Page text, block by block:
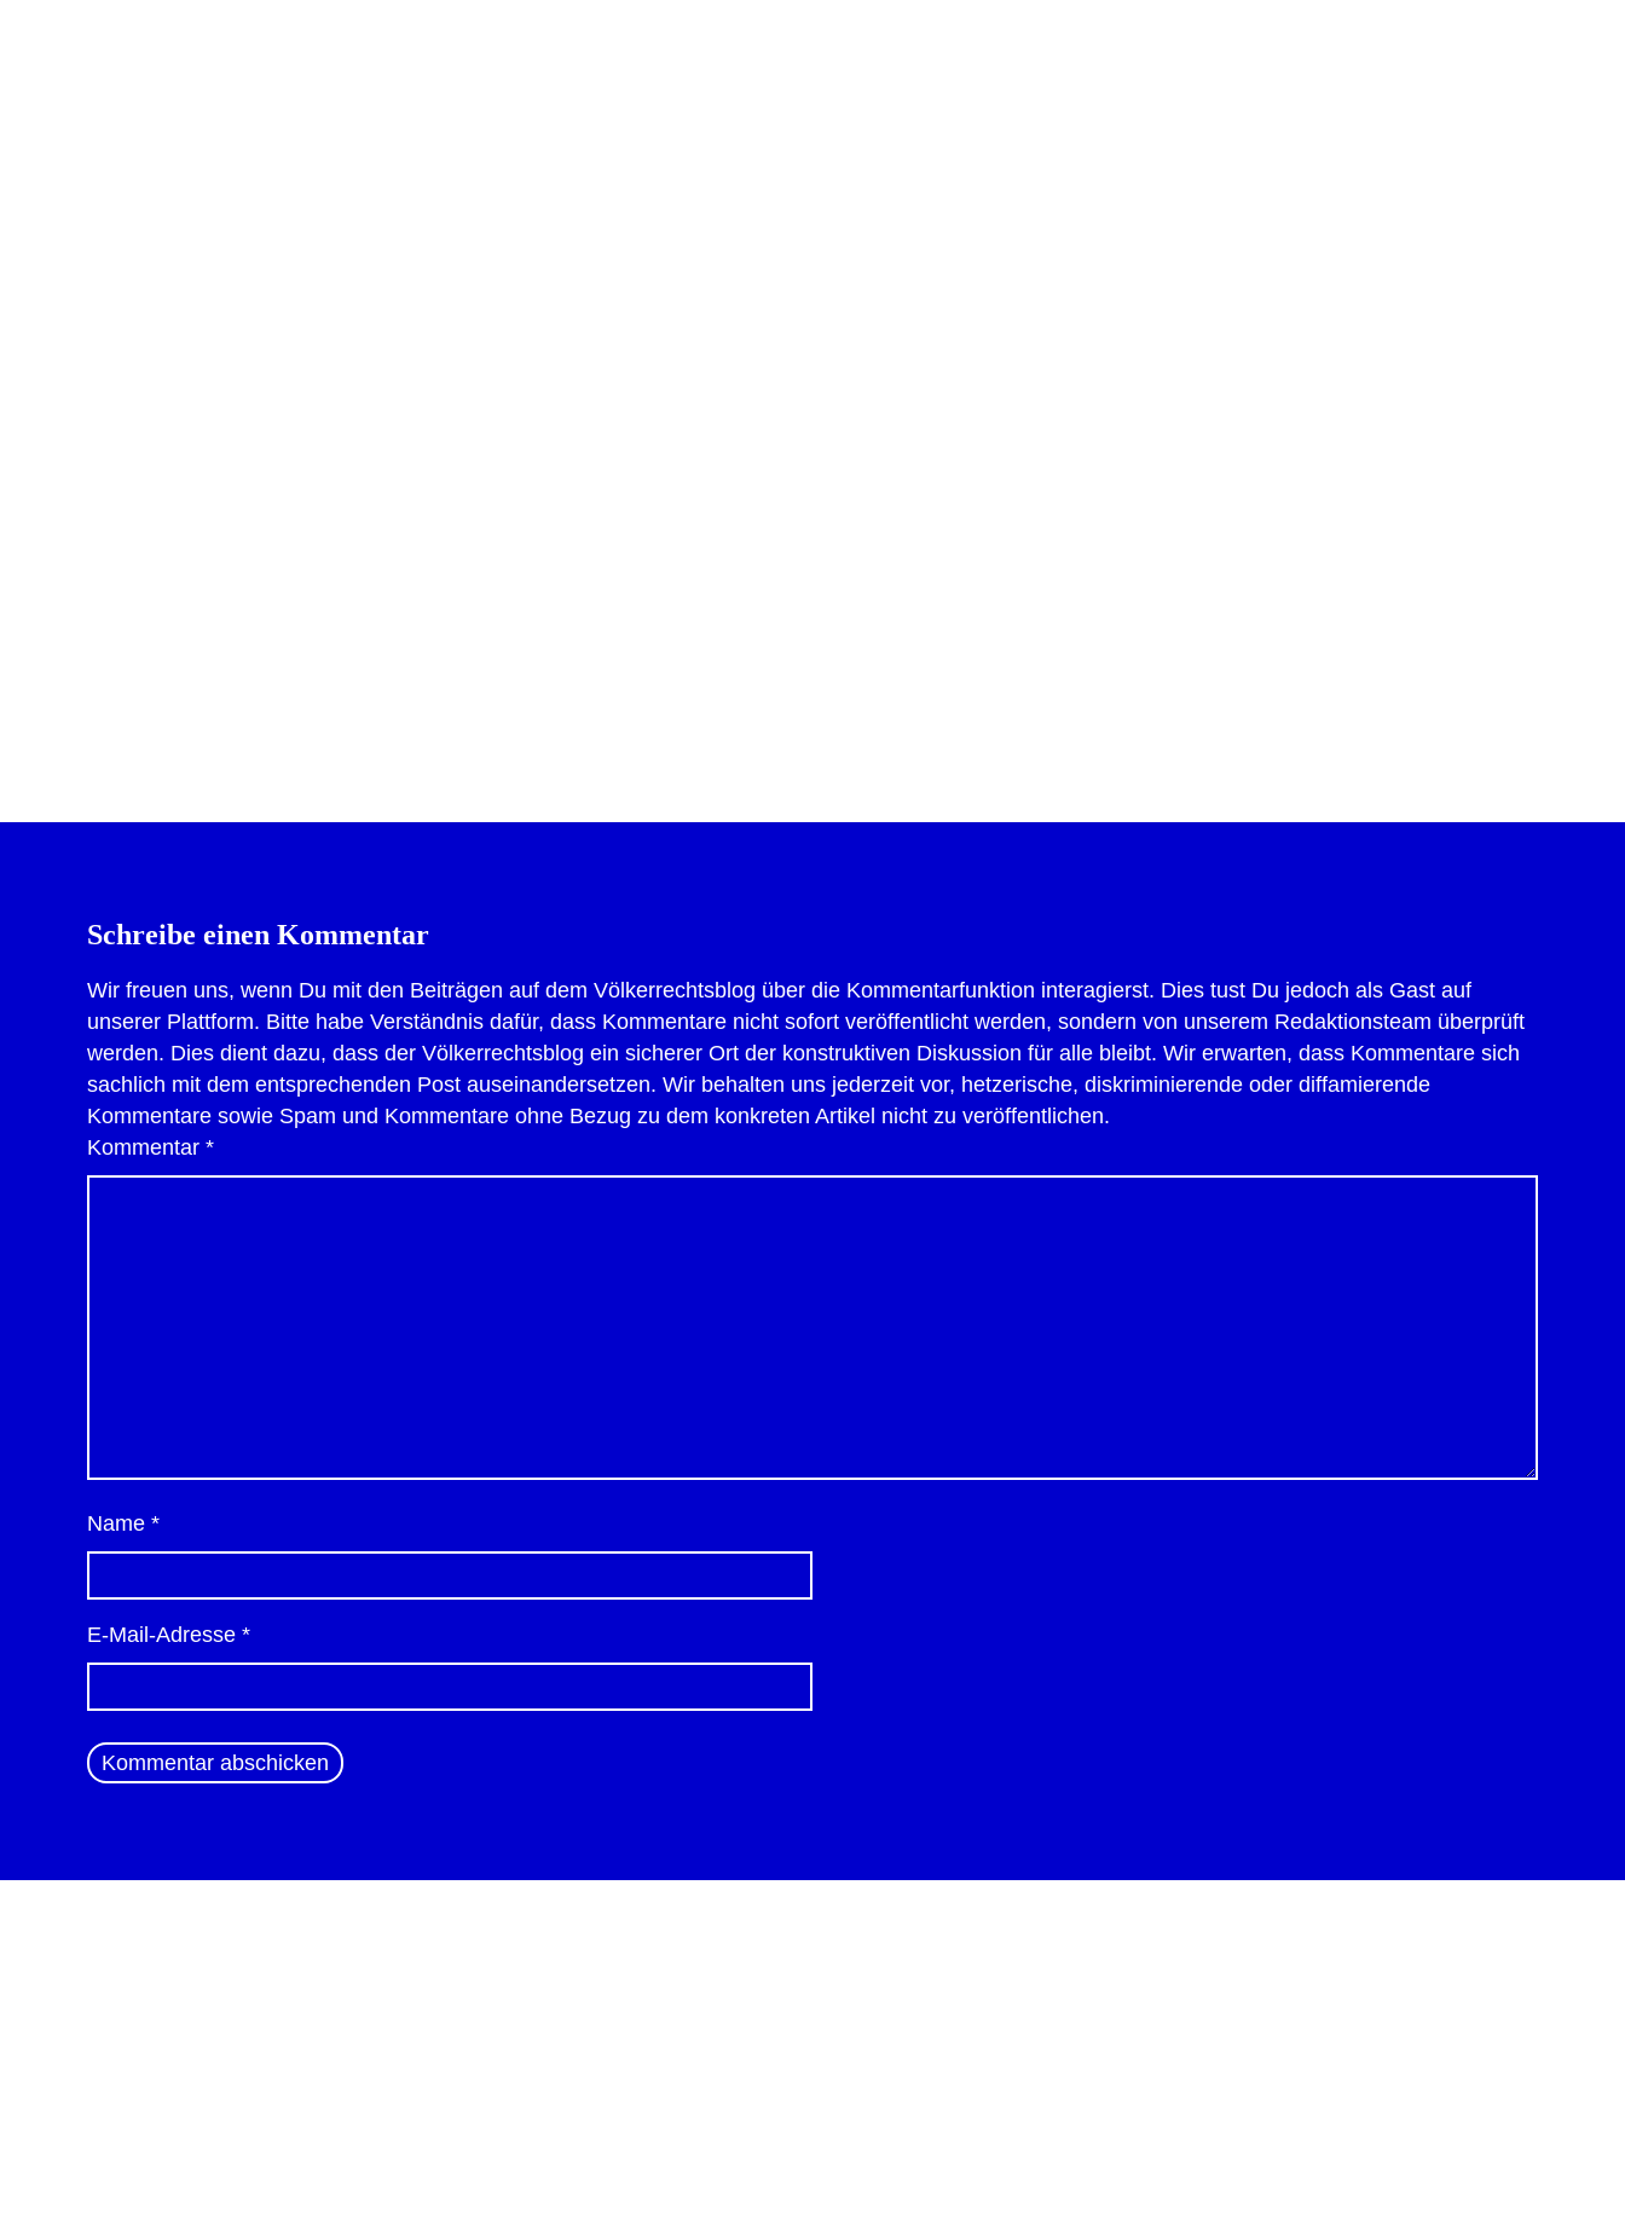
Schreibe einen Kommentar
Wir freuen uns, wenn Du mit den Beiträgen auf dem Völkerrechtsblog über die Kommentarfunktion interagierst. Dies tust Du jedoch als Gast auf
unserer Plattform. Bitte habe Verständnis dafür, dass Kommentare nicht sofort veröffentlicht werden, sondern von unserem Redaktionsteam überprüft
werden. Dies dient dazu, dass der Völkerrechtsblog ein sicherer Ort der konstruktiven Diskussion für alle bleibt. Wir erwarten, dass Kommentare sich
sachlich mit dem entsprechenden Post auseinandersetzen. Wir behalten uns jederzeit vor, hetzerische, diskriminierende oder diffamierende
Kommentare sowie Spam und Kommentare ohne Bezug zu dem konkreten Artikel nicht zu veröffentlichen.
Kommentar *
Name *
E-Mail-Adresse *